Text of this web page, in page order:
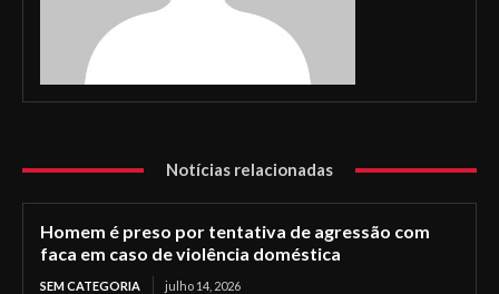
Notícias relacionadas
Homem é preso por tentativa de agressão com
faca em caso de violência doméstica
SEM CATEGORIA julho 14, 2026